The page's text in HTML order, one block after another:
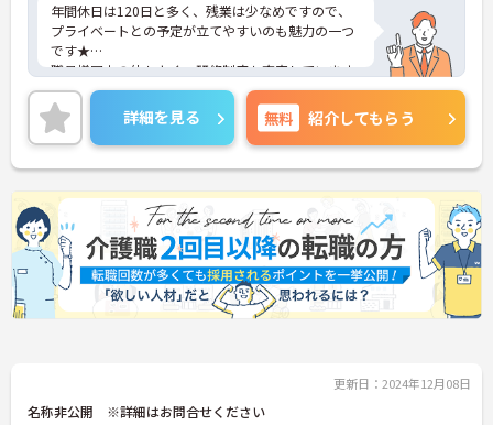
年間休日は120日と多く、残業は少なめですので、
プライベートとの予定が立てやすいのも魅力の一つ
です★
職員様同士の仲もよく、研修制度も充実しています
ので、初めての方はもちろん、
働きながらスキルアップを目指したいという方にも
ぴったりです。
最寄駅からは徒歩2分と駅チカですので、アクセス
良好です♪
ご興味のある方には、面接対策ポイントなど、さら
に詳細をお話しいたしますので、お気軽にご相談く
ださい。
詳細を見る 無料 紹介してもらう
更新日：2024年12月08日
名称非公開 ※詳細はお問合せください